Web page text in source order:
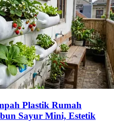
Plastik Rumah
Sayur Mini, Estetik